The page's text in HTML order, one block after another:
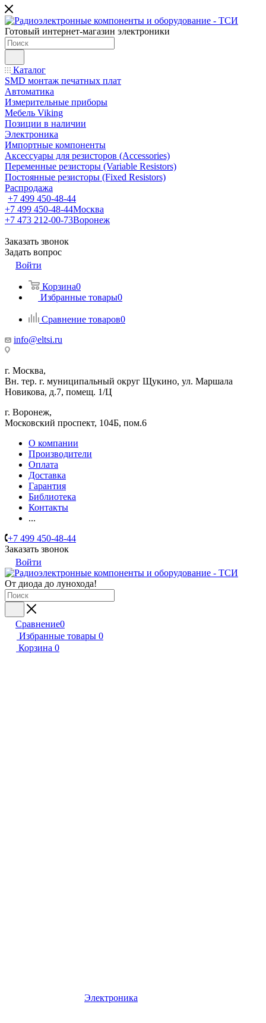
Готовый интернет-магазин электроники
Каталог
SMD монтаж печатных плат
Автоматика
Измерительные приборы
Мебель Viking
Позиции в наличии
Электроника
Импортные компоненты
Аксессуары для резисторов (Accessories)
Переменные резисторы (Variable Resistors)
Постоянные резисторы (Fixed Resistors)
Распродажа
+7 499 450-48-44
+7 499 450-48-44Москва
+7 473 212-00-73Воронеж
Заказать звонок
Задать вопрос
Войти
Корзина0
Избранные товары0
Сравнение товаров0
info@eltsi.ru
г. Москва,
Вн. тер. г. муниципальный округ Щукино, ул. Маршала
Новикова, д.7, помещ. 1/Ц
г. Воронеж,
​Московский проспект, 104Б, пом.6
О компании
Производители
Оплата
Доставка
Гарантия
Библиотека
Контакты
...
+7 499 450-48-44
Заказать звонок
Войти
От диода до лунохода!
Сравнение0
Избранные товары 0
Корзина 0
Электроника